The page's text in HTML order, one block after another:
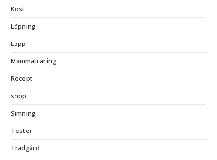
Kost
Löpning
Lopp
Mammaträning
Recept
shop
Simning
Tester
Trädgård